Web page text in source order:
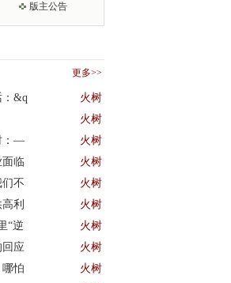
版主公告
更多>>
：&q 火树
火树
：— 火树
临 火树
不 火树
利 火树
“逆 火树
回应 火树
怕 火树